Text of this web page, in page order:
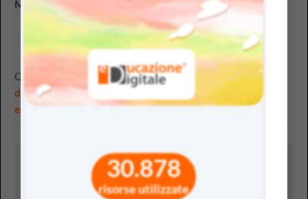
30.878
risorse utilizzate
Miur
Questo elemento è stato inserito inArticoli
Orizzonti
didatticie taggato cittadinanza digitale costituzione
educazione civica ,sostenibilità.
Lascia un commento
Il tuo indirizzo email non sarà pubblicato.